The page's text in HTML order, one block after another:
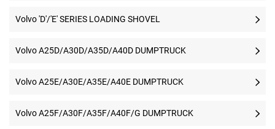
Volvo 'D'/'E' SERIES LOADING SHOVEL
Volvo A25D/A30D/A35D/A40D DUMPTRUCK
Volvo A25E/A30E/A35E/A40E DUMPTRUCK
Volvo A25F/A30F/A35F/A40F/G DUMPTRUCK